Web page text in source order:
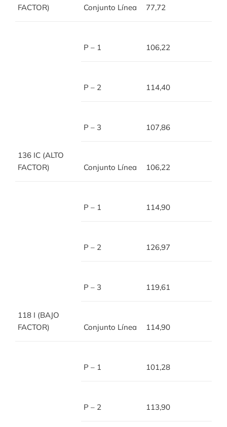
FACTOR) Conjunto Línea 77,72
136 IC (ALTO
FACTOR)
P – 1 106,22
P – 2 114,40
P – 3 107,86
Conjunto Línea 106,22
118 I (BAJO
FACTOR)
P – 1 114,90
P – 2 126,97
P – 3 119,61
Conjunto Línea 114,90
P – 1 101,28
P – 2 113,90